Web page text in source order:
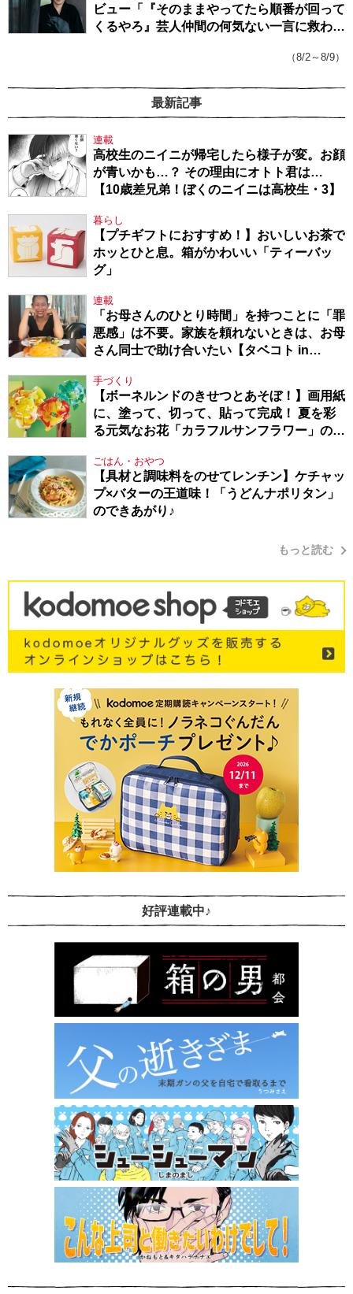
ビュー「『そのままやってたら順番が回って
くるやろ』芸人仲間の何気ない一言に救われ
（8/2～8/9）
最新記事
連載
高校生のニイニが帰宅したら様子が変。お顔
が青いかも…？ その理由にオトト君は…
【10歳差兄弟！ぼくのニイニは高校生・3】
暮らし
【プチギフトにおすすめ！】おいしいお茶で
ホッとひと息。箱がかわいい「ティーバッ
グ」
連載
「お母さんのひとり時間」を持つことに「罪
悪感」は不要。家族を頼れないときは、お母
さん同士で助け合いたい【タベコト in
手づくり
【ボーネルンドのきせつとあそぼ！】画用紙
に、塗って、切って、貼って完成！ 夏を彩
る元気なお花「カラフルサンフラワー」の作
ごはん・おやつ
【具材と調味料をのせてレンチン】ケチャッ
プ×バターの王道味！「うどんナポリタン」
のできあがり♪
もっと読む
好評連載中♪